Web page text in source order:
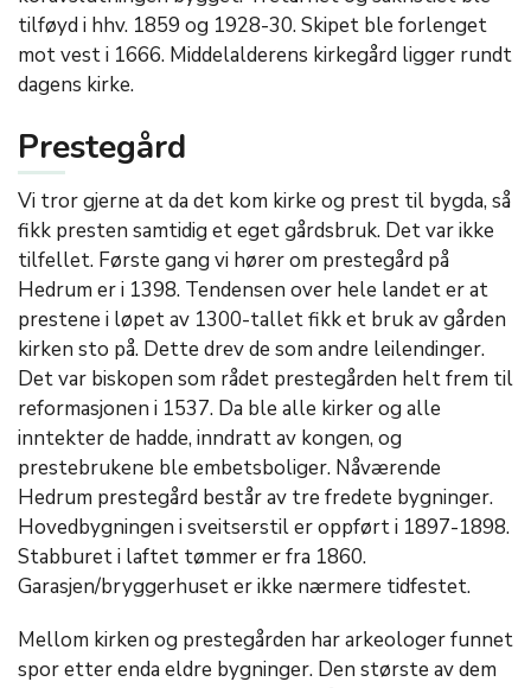
tilføyd i hhv. 1859 og 1928-30. Skipet ble forlenget
mot vest i 1666. Middelalderens kirkegård ligger rundt
dagens kirke.
Prestegård
Vi tror gjerne at da det kom kirke og prest til bygda, så
fikk presten samtidig et eget gårdsbruk. Det var ikke
tilfellet. Første gang vi hører om prestegård på
Hedrum er i 1398. Tendensen over hele landet er at
prestene i løpet av 1300-tallet fikk et bruk av gården
kirken sto på. Dette drev de som andre leilendinger.
Det var biskopen som rådet prestegården helt frem til
reformasjonen i 1537. Da ble alle kirker og alle
inntekter de hadde, inndratt av kongen, og
prestebrukene ble embetsboliger. Nåværende
Hedrum prestegård består av tre fredete bygninger.
Hovedbygningen i sveitserstil er oppført i 1897-1898.
Stabburet i laftet tømmer er fra 1860.
Garasjen/bryggerhuset er ikke nærmere tidfestet.
Mellom kirken og prestegården har arkeologer funnet
spor etter enda eldre bygninger. Den største av dem